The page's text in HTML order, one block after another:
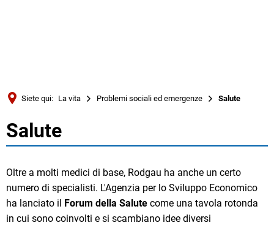
Deutsch MENÜ
Siete qui: La vita Problemi sociali ed emergenze Salute
Salute
Salute
Oltre a molti medici di base, Rodgau ha anche un certo
numero di specialisti. L'Agenzia per lo Sviluppo Economico
ha lanciato il Forum della Salute come una tavola rotonda
in cui sono coinvolti e si scambiano idee diversi